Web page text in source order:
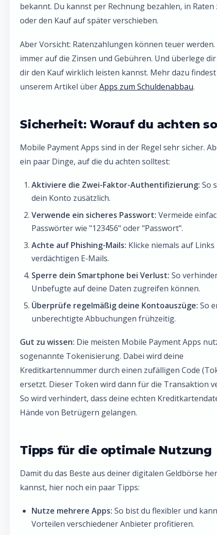
bekannt. Du kannst per Rechnung bezahlen, in Raten
oder den Kauf auf später verschieben.
Aber Vorsicht: Ratenzahlungen können teuer werden.
immer auf die Zinsen und Gebühren. Und überlege
dir den Kauf wirklich leisten kannst. Mehr dazu
unserem Artikel überApps zum Schuldenabbau.
Sicherheit: Worauf du achten
Mobile Payment Apps sind in der Regel sehr sicher.
ein paar Dinge, auf die du achten solltest:
Aktiviere die Zwei-Faktor-Authentifizierung: So
dein Konto zusätzlich.
Verwende ein sicheres Passwort: Vermeide
Passwörter wie "123456" oder "Passwort".
Achte auf Phishing-Mails: Klicke niemals auf Links
verdächtigen E-Mails.
Sperre dein Smartphone bei Verlust: So
Unbefugte auf deine Daten zugreifen können.
Überprüfe regelmäßig deine Kontoauszüge: So
unberechtigte Abbuchungen frühzeitig.
Gut zu wissen: Die meisten Mobile Payment Apps
sogenannte Tokenisierung. Dabei wird deine
Kreditkartennummer durch einen zufälligen Code
ersetzt. Dieser Token wird dann für die Transaktion
So wird verhindert, dass deine echten
Hände von Betrügern gelangen.
Tipps für die optimale Nutzung
Damit du das Beste aus deiner digitalen Geldbörse
kannst, hier noch ein paar Tipps:
Nutze mehrere Apps: So bist du flexibler und
Vorteilen verschiedener Anbieter profitieren.